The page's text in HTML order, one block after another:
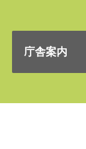
庁舎案内